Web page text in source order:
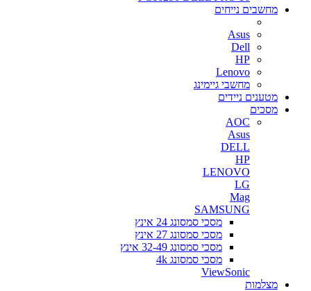
מחשבים נייחים
Asus
Dell
HP
Lenovo
מחשבי גיימינג
מטענים ניידים
מסכים
AOC
Asus
DELL
HP
LENOVO
LG
Mag
SAMSUNG
מסכי סמסונג 24 אינץ
מסכי סמסונג 27 אינץ
מסכי סמסונג 32-49 אינץ
מסכי סמסונג 4k
ViewSonic
מצלמות